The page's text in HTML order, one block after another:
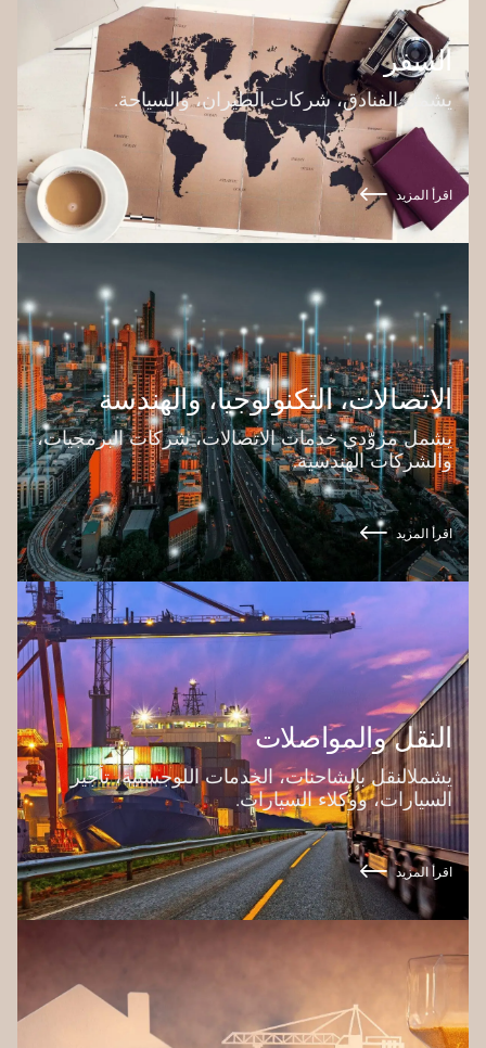
السفر
يشمل الفنادق، شركات الطيران، والسياحة.
اقرأ المزيد
الاتصالات، التكنولوجيا، والهندسة
يشمل مزوّدي خدمات الاتصالات، شركات البرمجيات،
والشركات الهندسية.
اقرأ المزيد
النقل والمواصلات
يشملالنقل بالشاحنات، الخدمات اللوجستية، تأجير
السيارات، ووكلاء السيارات.
اقرأ المزيد